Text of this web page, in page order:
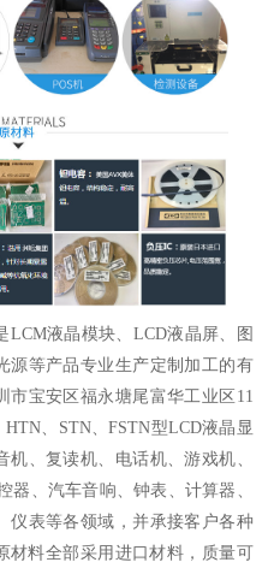
液晶模块、LCD液晶屏、
图
源等产品专业生产定制加工的有
市宝安区福永塘尾富华工业区11
、STN、FSTN型LCD液晶显
、复读机、电话机、游戏机、
器、汽车音响、钟表、计算器、
仪表等各领域，并承接客户各种
材料全部采用进口材料，质量可